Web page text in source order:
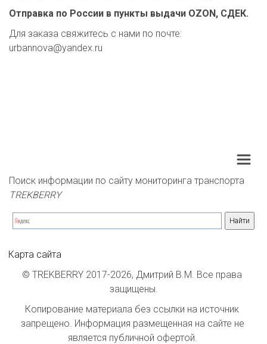
Отправка по России в пункты выдачи OZON, СДЕК.
Для заказа свяжитесь с нами по почте:
urbannova@yandex.ru
Поиск информации по сайту мониторинга транспорта
TREKBERRY
Карта сайта
© TREKBERRY 2017-2026, Дмитрий В.М. Все права
защищены.
Копирование материала без ссылки на источник
запрещено. Информация размещенная на сайте не
является публичной офертой.